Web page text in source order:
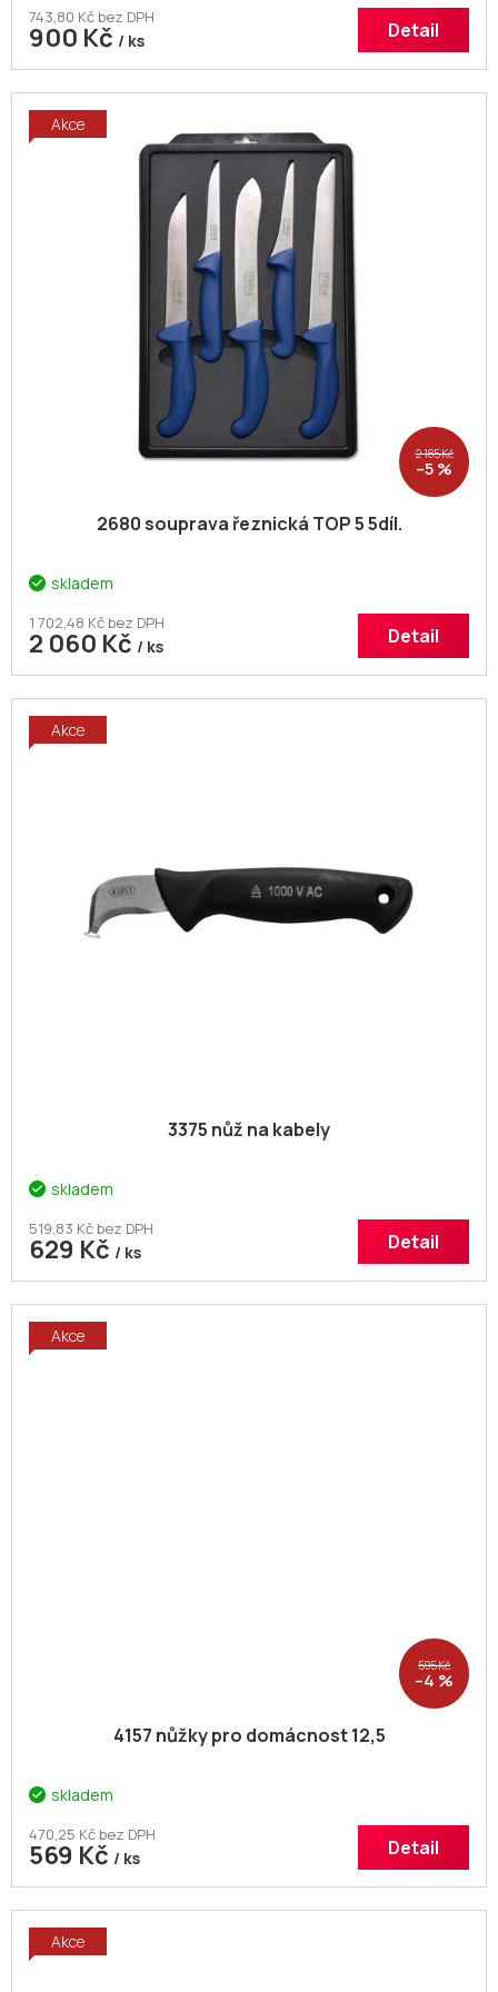
743,80 Kč bez DPH
900 Kč / ks Detail
Akce
2 185 Kč
–5 %
2680 souprava řeznická TOP 5 5díl.
skladem
1 702,48 Kč bez DPH
2 060 Kč / ks Detail
Akce
3375 nůž na kabely
skladem
519,83 Kč bez DPH
629 Kč / ks Detail
Akce
595 Kč
–4 %
4157 nůžky pro domácnost 12,5
skladem
470,25 Kč bez DPH
569 Kč / ks Detail
Akce